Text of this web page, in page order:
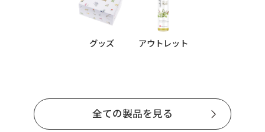
グッズ アウトレット
全ての製品を見る